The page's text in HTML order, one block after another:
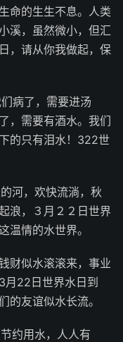
命的生生不息。人类
溪，虽然微小，但汇
，请从你我做起，保
病了，需要进汤
，需要有酒水。我们
的只有泪水！322世
河，欢快流淌，秋
浪，３月２２日世界
温情的水世界。
财似水滚滚来，事业
月22日世界水日到
的友谊似水长流。
约用水，人人有